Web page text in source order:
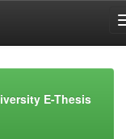
E-Thesis